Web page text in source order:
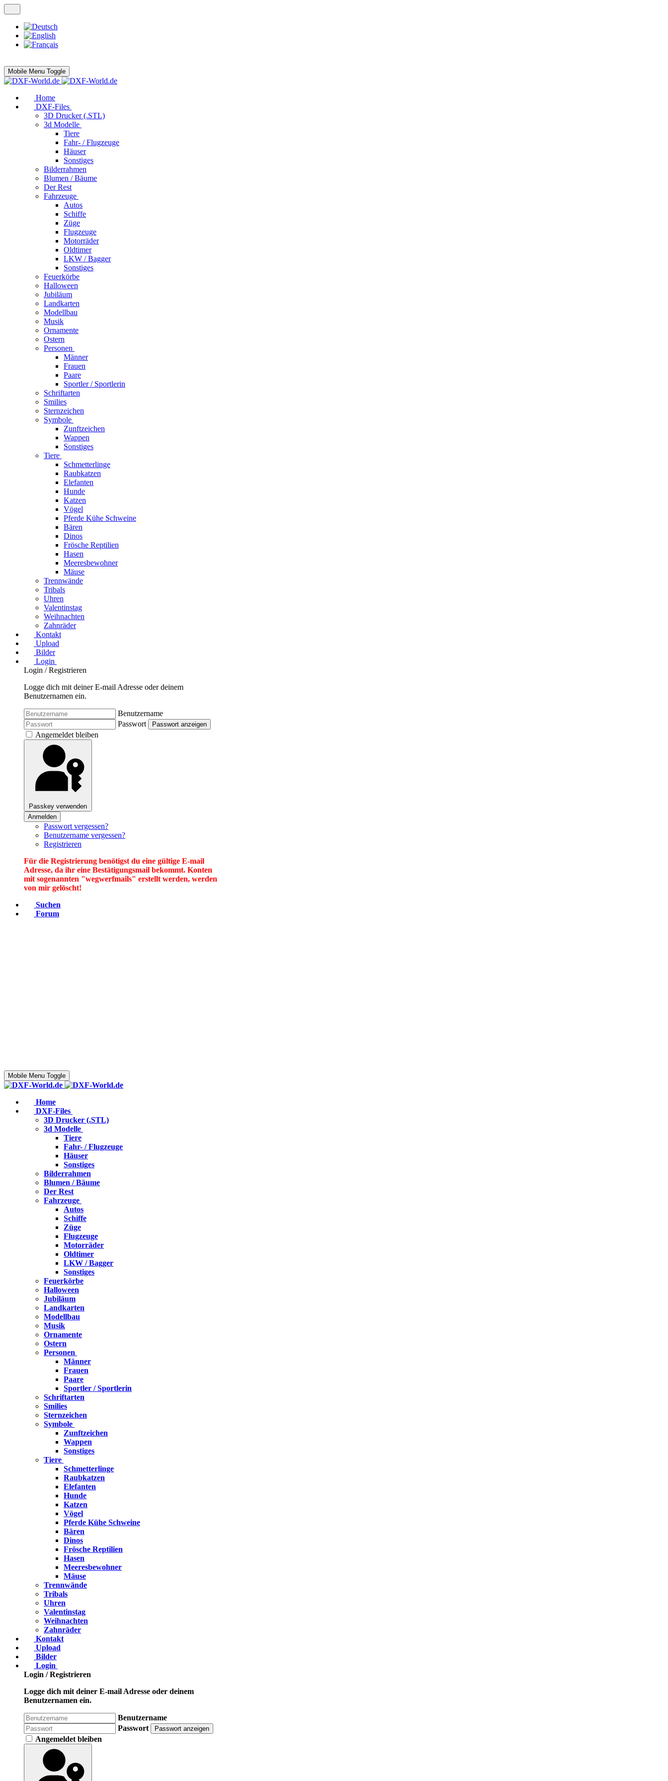
Mobile Menu Toggle
Home
DXF-Files
3D Drucker (.STL)
3d Modelle
Tiere
Fahr- / Flugzeuge
Häuser
Sonstiges
Bilderrahmen
Blumen / Bäume
Der Rest
Fahrzeuge
Autos
Schiffe
Züge
Flugzeuge
Motorräder
Oldtimer
LKW / Bagger
Sonstiges
Feuerkörbe
Halloween
Jubiläum
Landkarten
Modellbau
Musik
Ornamente
Ostern
Personen
Männer
Frauen
Paare
Sportler / Sportlerin
Schriftarten
Smilies
Sternzeichen
Symbole
Zunftzeichen
Wappen
Sonstiges
Tiere
Schmetterlinge
Raubkatzen
Elefanten
Hunde
Katzen
Vögel
Pferde Kühe Schweine
Bären
Dinos
Frösche Reptilien
Hasen
Meeresbewohner
Mäuse
Trennwände
Tribals
Uhren
Valentinstag
Weihnachten
Zahnräder
Kontakt
Upload
Bilder
Login
Login / Registrieren
Logge dich mit deiner E-mail Adresse oder deinem
Benutzernamen ein.
Benutzername
Passwort
Passwort anzeigen
Angemeldet bleiben
Passkey verwenden
Anmelden
Passwort vergessen?
Benutzername vergessen?
Registrieren
Für die Registrierung benötigst du eine gültige E-mail
Adresse, da ihr eine Bestätigungsmail bekommt. Konten
mit sogenannten "wegwerfmails" erstellt werden, werden
von mir gelöscht!
Suchen
Forum
Mobile Menu Toggle
Home
DXF-Files
3D Drucker (.STL)
3d Modelle
Tiere
Fahr- / Flugzeuge
Häuser
Sonstiges
Bilderrahmen
Blumen / Bäume
Der Rest
Fahrzeuge
Autos
Schiffe
Züge
Flugzeuge
Motorräder
Oldtimer
LKW / Bagger
Sonstiges
Feuerkörbe
Halloween
Jubiläum
Landkarten
Modellbau
Musik
Ornamente
Ostern
Personen
Männer
Frauen
Paare
Sportler / Sportlerin
Schriftarten
Smilies
Sternzeichen
Symbole
Zunftzeichen
Wappen
Sonstiges
Tiere
Schmetterlinge
Raubkatzen
Elefanten
Hunde
Katzen
Vögel
Pferde Kühe Schweine
Bären
Dinos
Frösche Reptilien
Hasen
Meeresbewohner
Mäuse
Trennwände
Tribals
Uhren
Valentinstag
Weihnachten
Zahnräder
Kontakt
Upload
Bilder
Login
Login / Registrieren
Logge dich mit deiner E-mail Adresse oder deinem
Benutzernamen ein.
Benutzername
Passwort
Passwort anzeigen
Angemeldet bleiben